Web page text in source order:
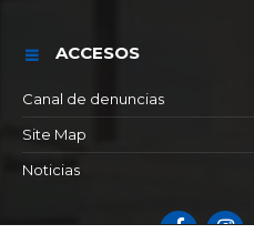
ACCESOS
Canal de denuncias
Site Map
Noticias